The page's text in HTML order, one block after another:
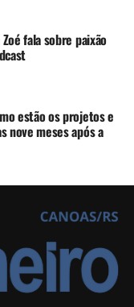
fala sobre paixão
estão os projetos e
nove meses após a